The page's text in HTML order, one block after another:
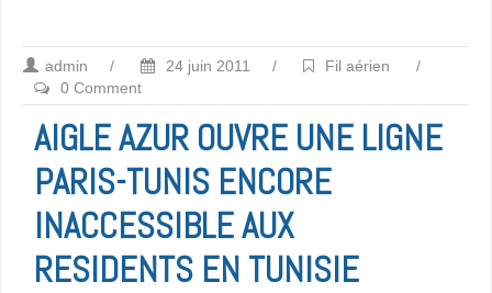
admin / 24 juin 2011 / Fil aérien
/
0 Comment
AIGLE AZUR OUVRE UNE LIGNE
PARIS-TUNIS ENCORE
INACCESSIBLE AUX
RESIDENTS EN TUNISIE